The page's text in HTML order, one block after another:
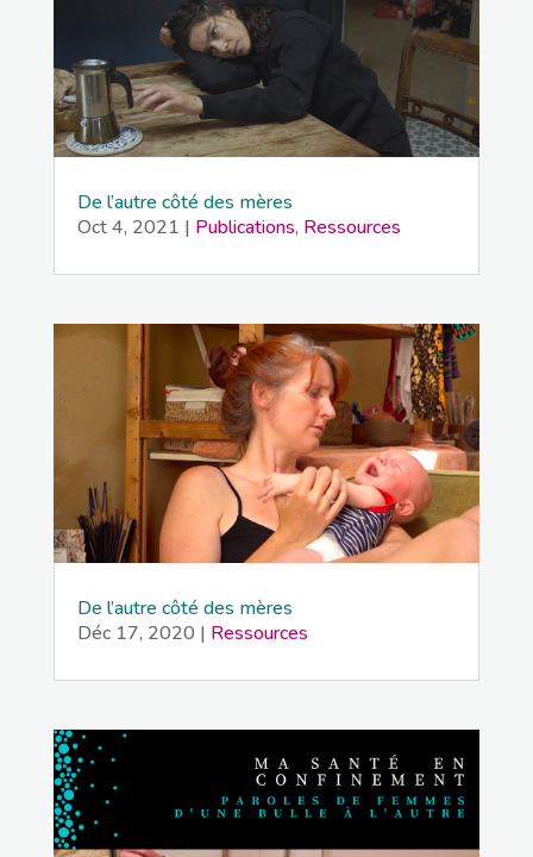
De l’autre côté des mères
Oct 4, 2021 | Publications, Ressources
De l’autre côté des mères
Déc 17, 2020 | Ressources